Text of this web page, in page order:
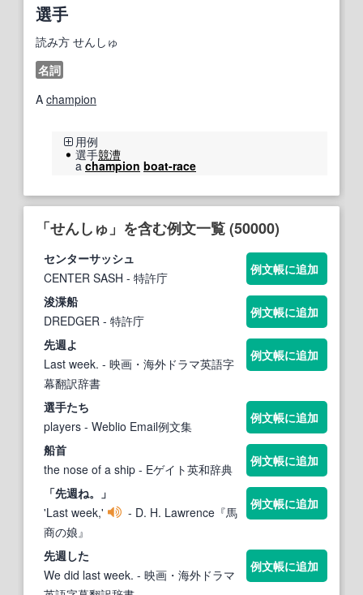
選手
読み方 せんしゅ
名詞
A champion
用例
選手競漕
achampion boat-race
「せんしゅ」を含む例文一覧 (50000)
センターサッシュ
CENTER SASH - 特許庁
例文帳に追加
浚渫船
DREDGER - 特許庁
例文帳に追加
先週よ
Last week. - 映画・海外ドラマ英語字
幕翻訳辞書
例文帳に追加
選手たち
players - Weblio Email例文集
例文帳に追加
船首
the nose of a ship - Eゲイト英和辞典
例文帳に追加
「先週ね。」
'Last week,'
- D. H. Lawrence『馬
商の娘』
例文帳に追加
先週した
We did last week. - 映画・海外ドラマ
例文帳に追加